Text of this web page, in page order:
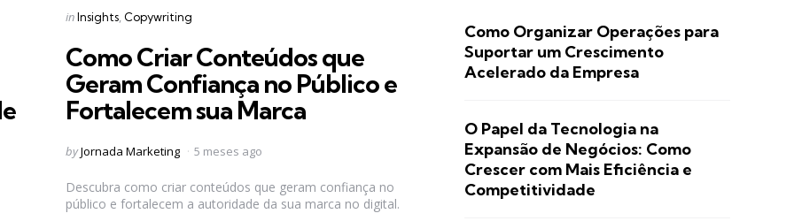
Categories
Posted
inInsights Copywriting
Como Criar Conteúdos que
Geram Confiança no Público e
Fortalecem sua Marca
Posted
byJornada Marketing 5 meses ago
Descubra como criar conteúdos que geram confiança no
público e fortalecem a autoridade da sua marca no digital.
Como Organizar Operações para
Suportar um Crescimento
Acelerado da Empresa
O Papel da Tecnologia na
Expansão de Negócios: Como
Crescer com Mais Eficiência e
Competitividade